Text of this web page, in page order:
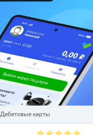
Дебетовые карты